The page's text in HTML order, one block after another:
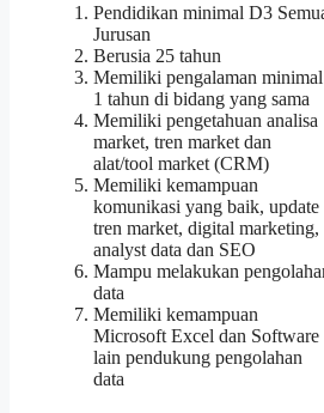
Pendidikan minimal D3
Jurusan
Berusia 25 tahun
Memiliki pengalaman minimal
1 tahun di bidang yang sama
Memiliki pengetahuan analisa
market, tren market dan
alat/tool market (CRM)
Memiliki kemampuan
komunikasi yang baik, update
tren market, digital marketing,
analyst data dan SEO
Mampu melakukan
data
Memiliki kemampuan
Microsoft Excel dan Software
lain pendukung pengolahan
data